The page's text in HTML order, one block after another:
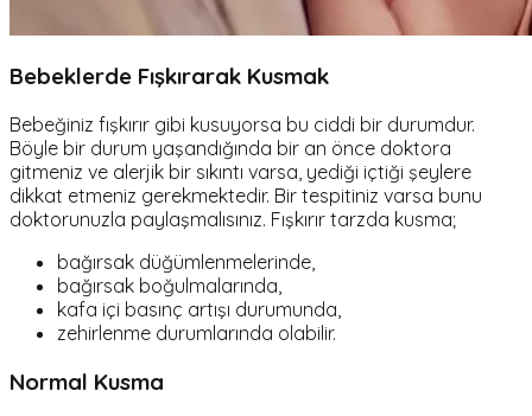
Bebeklerde Fışkırarak Kusmak
Bebeğiniz fışkırır gibi kusuyorsa bu ciddi bir durumdur.
Böyle bir durum yaşandığında bir an önce doktora
gitmeniz ve alerjik bir sıkıntı varsa, yediği içtiği şeylere
dikkat etmeniz gerekmektedir. Bir tespitiniz varsa bunu
doktorunuzla paylaşmalısınız. Fışkırır tarzda kusma;
bağırsak düğümlenmelerinde,
bağırsak boğulmalarında,
kafa içi basınç artışı durumunda,
zehirlenme durumlarında olabilir.
Normal Kusma